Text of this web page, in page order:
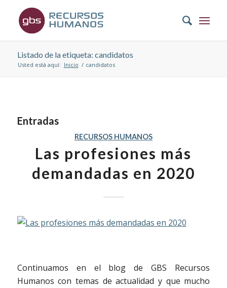
Listado de la etiqueta: candidatos
Usted está aquí: Inicio / candidatos
Entradas
RECURSOS HUMANOS
Las profesiones más
demandadas en 2020
Continuamos en el blog de GBS Recursos
Humanos con temas de actualidad y que mucho